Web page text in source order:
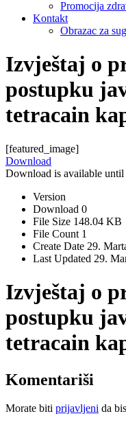
Promocija
Kontakt
Obrazac za
Izvještaj o
postupku
tetracain
[featured_image]
Download
Download is available
Version
Download 0
File Size 148.04 KB
File Count 1
Create Date 29.
Last Updated 29.
Izvještaj o
postupku
tetracain
Komentariši
Morate biti prijavljeni da